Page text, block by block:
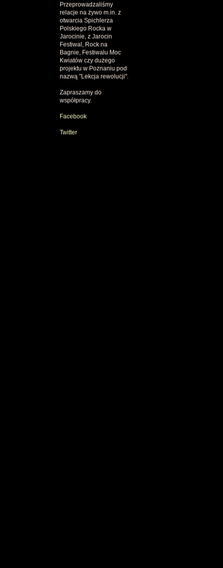
Przeprowadzaliśmy
relacje na żywo m.in. z
otwarcia Spichlerza
Polskiego Rocka w
Jarocinie, z Jarocin
Festiwal, Rock na
Bagnie, Festiwalu Moc
Kwiatów czy dużego
projektu w Poznaniu pod
nazwą "Lekcja rewolucji".
Zapraszamy do
współpracy.
Facebook
Twitter